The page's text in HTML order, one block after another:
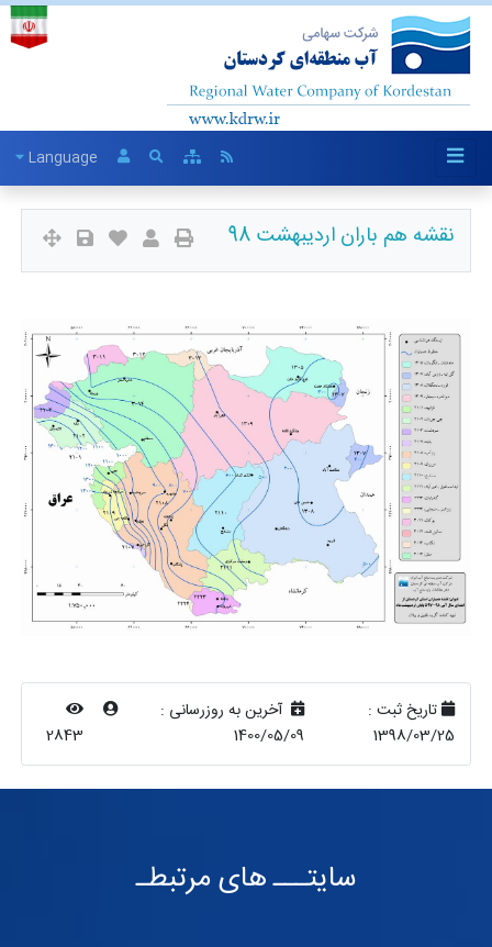
Language
نقشه هم باران اردیبهشت 98
تاریخ ثبت :
1398/03/25
آخرین به روزرسانی :
1400/05/09
2843
سایتـــ های مرتبطـ